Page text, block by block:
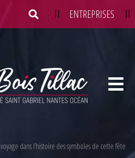
|| ENTREPRISES ||
dans l’histoire des symboles de cette fête